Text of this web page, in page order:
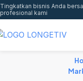
Tingkatkan bisnis Anda
profesional kami